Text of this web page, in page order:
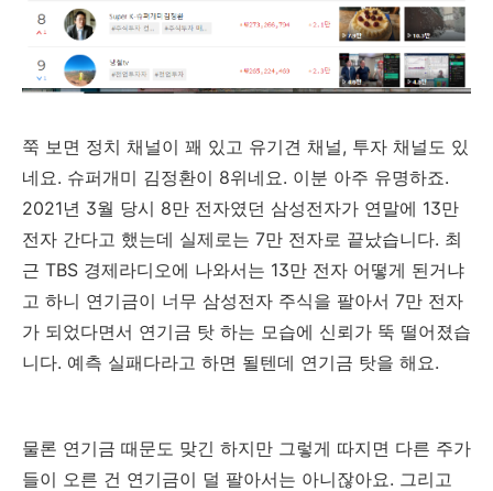
쭉 보면 정치 채널이 꽤 있고 유기견 채널, 투자 채널도 있
네요. 슈퍼개미 김정환이 8위네요. 이분 아주 유명하죠.
2021년 3월 당시 8만 전자였던 삼성전자가 연말에 13만
전자 간다고 했는데 실제로는 7만 전자로 끝났습니다. 최
근 TBS 경제라디오에 나와서는 13만 전자 어떻게 된거냐
고 하니 연기금이 너무 삼성전자 주식을 팔아서 7만 전자
가 되었다면서 연기금 탓 하는 모습에 신뢰가 뚝 떨어졌습
니다. 예측 실패다라고 하면 될텐데 연기금 탓을 해요.
물론 연기금 때문도 맞긴 하지만 그렇게 따지면 다른 주가
들이 오른 건 연기금이 덜 팔아서는 아니잖아요. 그리고